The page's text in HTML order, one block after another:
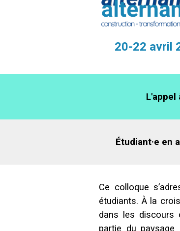
20-22 avril
L'appel
Étudiant·e en
Ce colloque
étudiants. À la
dans les discours
partie du